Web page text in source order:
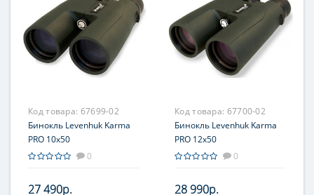
Код товара: 67699-02
Бинокль Levenhuk Karma
PRO 10x50
0
27 490р.
Код товара: 67700-02
Бинокль Levenhuk Karma
PRO 12x50
0
28 990р.